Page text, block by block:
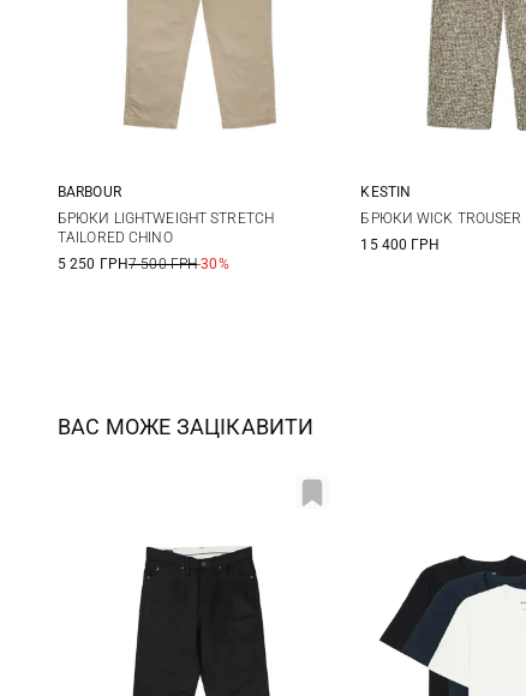
30 32 34
38 40
BARBOUR
БРЮКИ LIGHTWEIGHT STRETCH
TAILORED CHINO
5 250 ГРН7 500 ГРН-30%
M L
KESTIN
БРЮКИ WICK TROUSER
15 400 ГРН
ВАС МОЖЕ ЗАЦІКАВИТИ